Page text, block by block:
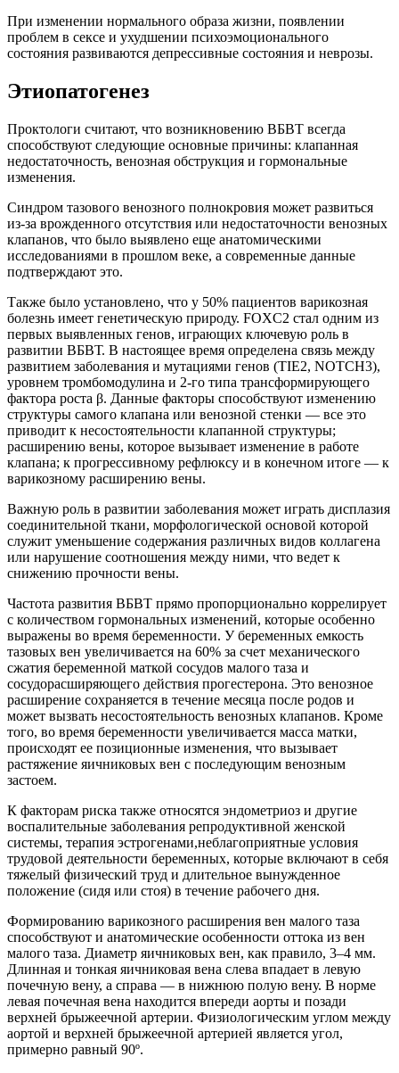
При изменении нормального образа жизни, появлении
проблем в сексе и ухудшении психоэмоционального
состояния развиваются депрессивные состояния и неврозы.
Этиопатогенез
Проктологи считают, что возникновению ВБВТ всегда
способствуют следующие основные причины: клапанная
недостаточность, венозная обструкция и гормональные
изменения.
Синдром тазового венозного полнокровия может развиться
из-за врожденного отсутствия или недостаточности венозных
клапанов, что было выявлено еще анатомическими
исследованиями в прошлом веке, а современные данные
подтверждают это.
Также было установлено, что у 50% пациентов варикозная
болезнь имеет генетическую природу. FOXC2 стал одним из
первых выявленных генов, играющих ключевую роль в
развитии ВБВТ. В настоящее время определена связь между
развитием заболевания и мутациями генов (TIE2, NOTCH3),
уровнем тромбомодулина и 2-го типа трансформирующего
фактора роста β. Данные факторы способствуют изменению
структуры самого клапана или венозной стенки — все это
приводит к несостоятельности клапанной структуры;
расширению вены, которое вызывает изменение в работе
клапана; к прогрессивному рефлюксу и в конечном итоге — к
варикозному расширению вены.
Важную роль в развитии заболевания может играть дисплазия
соединительной ткани, морфологической основой которой
служит уменьшение содержания различных видов коллагена
или нарушение соотношения между ними, что ведет к
снижению прочности вены.
Частота развития ВБВТ прямо пропорционально коррелирует
с количеством гормональных изменений, которые особенно
выражены во время беременности. У беременных емкость
тазовых вен увеличивается на 60% за счет механического
сжатия беременной маткой сосудов малого таза и
сосудорасширяющего действия прогестерона. Это венозное
расширение сохраняется в течение месяца после родов и
может вызвать несостоятельность венозных клапанов. Кроме
того, во время беременности увеличивается масса матки,
происходят ее позиционные изменения, что вызывает
растяжение яичниковых вен с последующим венозным
застоем.
К факторам риска также относятся эндометриоз и другие
воспалительные заболевания репродуктивной женской
системы, терапия эстрогенами,неблагоприятные условия
трудовой деятельности беременных, которые включают в себя
тяжелый физический труд и длительное вынужденное
положение (сидя или стоя) в течение рабочего дня.
Формированию варикозного расширения вен малого таза
способствуют и анатомические особенности оттока из вен
малого таза. Диаметр яичниковых вен, как правило, 3–4 мм.
Длинная и тонкая яичниковая вена слева впадает в левую
почечную вену, а справа — в нижнюю полую вену. В норме
левая почечная вена находится впереди аорты и позади
верхней брыжеечной артерии. Физиологическим углом между
аортой и верхней брыжеечной артерией является угол,
примерно равный 90º.